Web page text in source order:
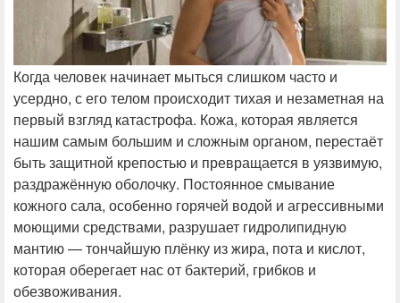
Когда человек начинает мыться слишком часто и
усердно, с его телом происходит тихая и незаметная на
первый взгляд катастрофа. Кожа, которая является
нашим самым большим и сложным органом, перестаёт
быть защитной крепостью и превращается в уязвимую,
раздражённую оболочку. Постоянное смывание
кожного сала, особенно горячей водой и агрессивными
моющими средствами, разрушает гидролипидную
мантию — тончайшую плёнку из жира, пота и кислот,
которая оберегает нас от бактерий, грибков и
обезвоживания.